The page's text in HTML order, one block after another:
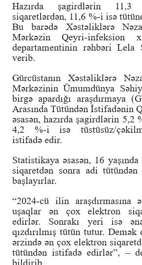
Hazırda şagirdlərin
siqaretlərdən, 11,6 %-i isə
Bu barədə Xəstəliklərə
Mərkəzin Qeyri-infeksion
departamentinin rəhbəri Lela
verib.
Gürcüstanın Xəstəliklərə
Mərkəzinin Ümumdünya
birgə apardığı araşdırmaya
Arasında Tütündən İstifadənin
əsasən, hazırda şagirdlərin 5,2
4,2 %-i isə tüstüsüz/
istifadə edir.
Statistikaya əsasən, 16
siqaretdən sonra adi
başlayırlar.
“2024-cü ilin araşdırmasına
uşaqlar ən çox elektron
edirlər. Sonrakı yeri isə
qızdırılmış tütün tutur.
ərzində ən çox elektron
tütündən istifadə edirlər”, –
bildirib.